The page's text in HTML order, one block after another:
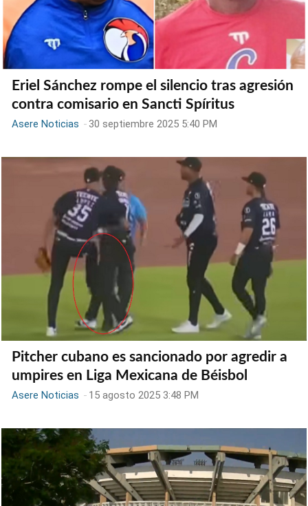
Eriel Sánchez rompe el silencio tras agresión
contra comisario en Sancti Spíritus
Asere Noticias - 30 septiembre 2025 5:40 PM
Pitcher cubano es sancionado por agredir a
umpires en Liga Mexicana de Béisbol
Asere Noticias - 15 agosto 2025 3:48 PM